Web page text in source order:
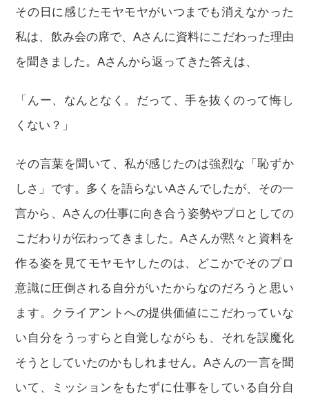
その日に感じたモヤモヤがいつまでも消えなかった
私は、飲み会の席で、Aさんに資料にこだわった理由
を聞きました。Aさんから返ってきた答えは、
「んー、なんとなく。だって、手を抜くのって悔し
くない？」
その言葉を聞いて、私が感じたのは強烈な「恥ずか
しさ」です。多くを語らないAさんでしたが、その一
言から、Aさんの仕事に向き合う姿勢やプロとしての
こだわりが伝わってきました。Aさんが黙々と資料を
作る姿を見てモヤモヤしたのは、どこかでそのプロ
意識に圧倒される自分がいたからなのだろうと思い
ます。クライアントへの提供価値にこだわっていな
い自分をうっすらと自覚しながらも、それを誤魔化
そうとしていたのかもしれません。Aさんの一言を聞
いて、ミッションをもたずに仕事をしている自分自